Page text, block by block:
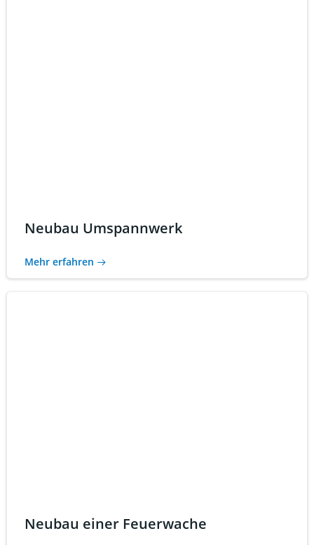
Neubau Umspannwerk
Mehr erfahren
Neubau einer Feuerwache